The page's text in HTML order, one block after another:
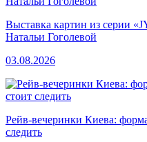
Выставка картин из серии
Натальи Гоголевой
03.08.2026
Рейв-вечеринки Киева:
следить